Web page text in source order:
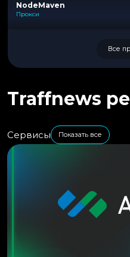
NodeMaven
Прокси
Все
Traffnews
Сервисы Показать все